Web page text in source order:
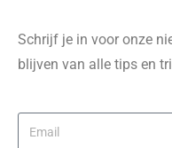
Schrijf je in voor onze
blijven van alle tips en